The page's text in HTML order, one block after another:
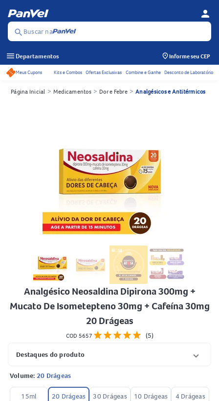
search Buscar na
person
menu Departamentos Informe seu CEP
Acessos rápidos do cabeçalho
Meus Cupons Kits e Combos Ofertas Exclusivas Combine e Ganhe Desconto de Laboratório
Página Inicial > Medicamentos > Dor e Febre > Analgésicos e Antitérmicos
Analgésico Neosaldina Dipirona 300mg +
Mucato De Isometepteno 30mg + Cafeína 30mg
20 Drágeas
COD 5657 starstarstarstarstar (5)
Destaques do produto
Volume: 20 Drágeas
15ml 20 Drágeas 30 Drágeas 10 Drágeas 4 Drágeas